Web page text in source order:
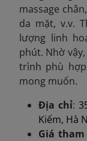
massage
da mặt, v.v.
lượng linh
phút. Nhờ
trình phù
mong muốn.
Địa chỉ:
Kiếm, Hà
Giá